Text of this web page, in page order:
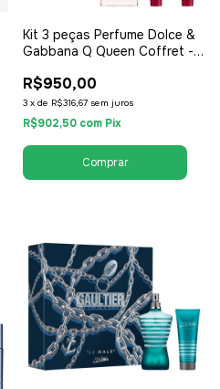
Kit 3 peças Perfume Dolce &
Gabbana Q Queen Coffret -
Kit + Miniatura - EDP Eau de
Parfum - Feminino
R$950,00
3 x de R$316,67 sem juros
R$902,50 com Pix